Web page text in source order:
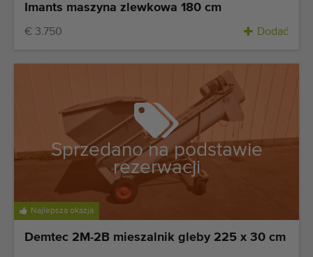
Imants maszyna zlewkowa 180 cm
€ 3.750 Dodać
Najlepsza okazja
Sprzedano na podstawie
rezerwacji
Demtec 2M-2B mieszalnik gleby 225 x 30 cm